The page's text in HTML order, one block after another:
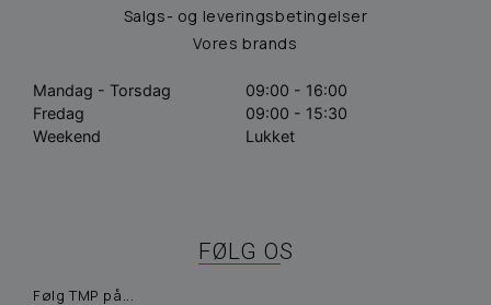
Salgs- og leveringsbetingelser
Vores brands
Mandag - Torsdag
09:00 - 16:00
Fredag
09:00 - 15:30
Weekend
Lukket
FØLG OS
Følg TMP på...